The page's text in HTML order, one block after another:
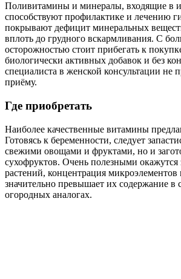
Поливитамины и минералы, входящие в
способствуют профилактике и лечению
покрывают дефицит минеральных
вплоть до грудного вскармливания. С
осторожностью стоит прибегать к
биологически активных добавок и без
специалиста в женской консультации не
приёму.
Где приобретать
Наиболее качественные витамины
Готовясь к беременности, следует
свежими овощами и фруктами, но и
сухофруктов. Очень полезными окажутся
растений, концентрация микроэлементов
значительно превышает их содержание в
огородных аналогах.